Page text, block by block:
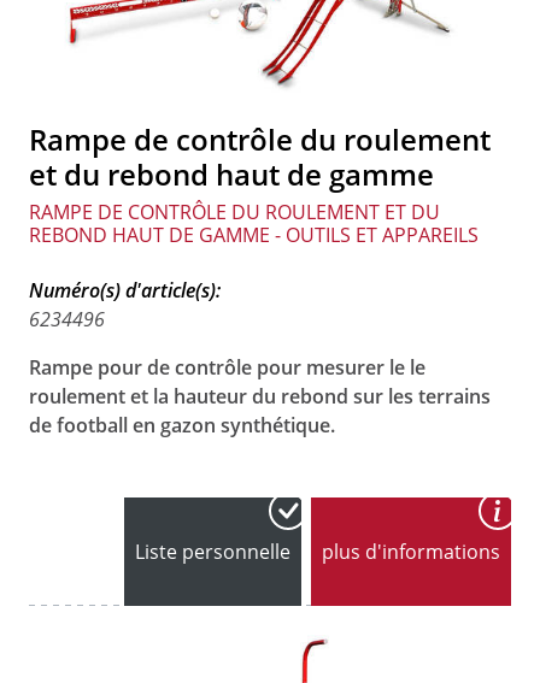
Rampe de contrôle du roulement
et du rebond haut de gamme
RAMPE DE CONTRÔLE DU ROULEMENT ET DU
REBOND HAUT DE GAMME - OUTILS ET APPAREILS
Numéro(s) d'article(s):
6234496
Rampe pour de contrôle pour mesurer le le
roulement et la hauteur du rebond sur les terrains
de football en gazon synthétique.
Liste personnelle plus d'informations